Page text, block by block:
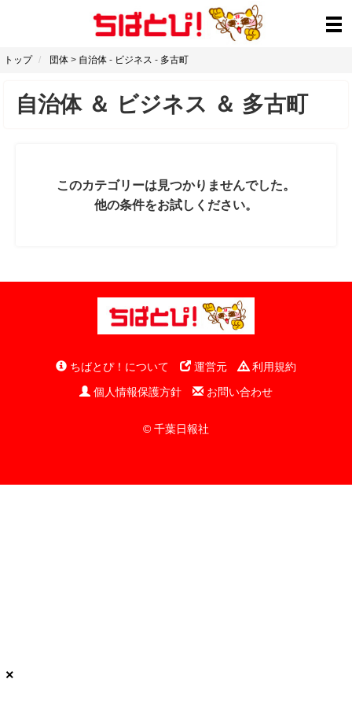
トップ 団体 > 自治体 - ビジネス - 多古町
自治体＆ ビジネス ＆ 多古町
このカテゴリーは見つかりませんでした。
他の条件をお試しください。
ちばとぴ！について 運営元
利用規約
個人情報保護方針
お問い合わせ
© 千葉日報社
×